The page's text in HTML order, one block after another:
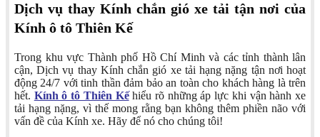
Dịch vụ thay Kính chắn gió xe tải tận nơi của
Kính ô tô Thiên Kế
Trong khu vực Thành phố Hồ Chí Minh và các tỉnh thành lân
cận, Dịch vụ thay Kính chắn gió xe tải hạng nặng tận nơi hoạt
động 24/7 với tinh thần đảm bảo an toàn cho khách hàng là trên
hết. Kính ô tô Thiên Kếhiểu rõ những áp lực khi vận hành xe
tải hạng nặng, vì thế mong rằng bạn không thêm phiền não với
vấn đề của Kính xe. Hãy để nó cho chúng tôi!